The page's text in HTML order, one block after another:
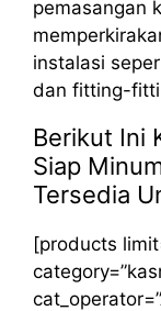
pemasangan
instalasi
dan fitting-
Berikut Ini
Siap
Tersedia
[products